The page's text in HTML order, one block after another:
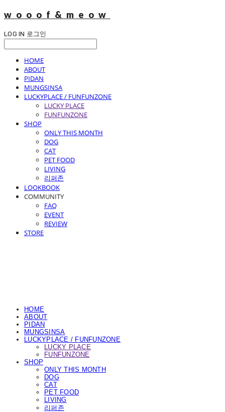
wooof&meow
LOG IN 로그인
HOME
ABOUT
PIDAN
MUNGSINSA
LUCKYPLACE / FUNFUNZONE
LUCKY PLACE
FUNFUNZONE
SHOP
ONLY THIS MONTH
DOG
CAT
PET FOOD
LIVING
리퍼존
LOOKBOOK
COMMUNITY
FAQ
EVENT
REVIEW
STORE
HOME
ABOUT
PIDAN
MUNGSINSA
LUCKYPLACE / FUNFUNZONE
LUCKY PLACE
FUNFUNZONE
SHOP
ONLY THIS MONTH
DOG
CAT
PET FOOD
LIVING
리퍼존